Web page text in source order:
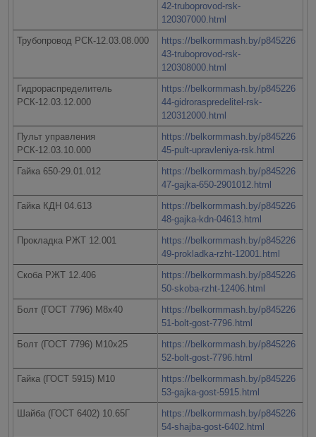
42-truboprovod-rsk-
120307000.html
Трубопровод РСК-12.03.08.000
https://belkormmash.by/p845226
43-truboprovod-rsk-
120308000.html
Гидрораспределитель
РСК-12.03.12.000
https://belkormmash.by/p845226
44-gidroraspredelitel-rsk-
120312000.html
Пульт управления
РСК-12.03.10.000
https://belkormmash.by/p845226
45-pult-upravleniya-rsk.html
Гайка 650-29.01.012
https://belkormmash.by/p845226
47-gajka-650-2901012.html
Гайка КДН 04.613
https://belkormmash.by/p845226
48-gajka-kdn-04613.html
Прокладка РЖТ 12.001
https://belkormmash.by/p845226
49-prokladka-rzht-12001.html
Скоба РЖТ 12.406
https://belkormmash.by/p845226
50-skoba-rzht-12406.html
Болт (ГОСТ 7796) М8х40
https://belkormmash.by/p845226
51-bolt-gost-7796.html
Болт (ГОСТ 7796) М10х25
https://belkormmash.by/p845226
52-bolt-gost-7796.html
Гайка (ГОСТ 5915) М10
https://belkormmash.by/p845226
53-gajka-gost-5915.html
Шайба (ГОСТ 6402) 10.65Г
https://belkormmash.by/p845226
54-shajba-gost-6402.html